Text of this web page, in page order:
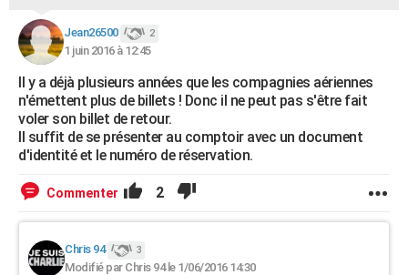
S'inscrire
Se connecter
Lycées
Collèges
Primaires
Universités
Entreprises
Service militaire
Avis de recherche
AVIS DE DÉCÈS
FORUM
Bricolage
Lifestyle
Culture
Sport
Auto
Television
Voyage
Cinema
Jean26500 2
1 juin 2016 à 12:45
Il y a déjà plusieurs années que les compagnies aériennes
n'émettent plus de billets ! Donc il ne peut pas s'être fait
voler son billet de retour.
Il suffit de se présenter au comptoir avec un document
d'identité et le numéro de réservation.
Commenter 2
Chris 94 3
Modifié par Chris 94 le 1/06/2016 14:30